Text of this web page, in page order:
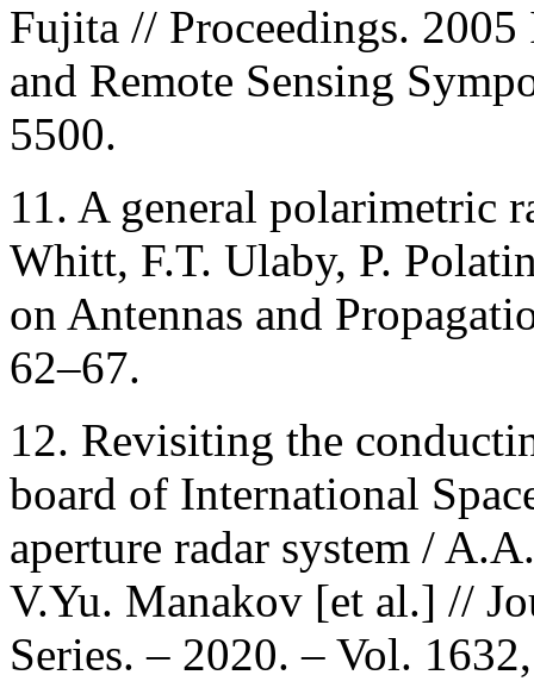
Fujita // Proceedings.
and Remote Sensing
5500.
11. A general polarimetric
Whitt, F.T. Ulaby, P.
on Antennas and
62–67.
12. Revisiting the
board of International
aperture radar system /
V.Yu. Manakov [et al.] //
Series. – 2020. – Vol.